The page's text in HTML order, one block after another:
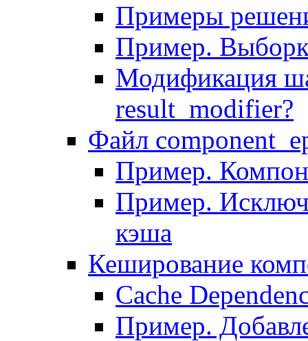
Примеры
Пример.
Модификация
result_modifier?
Файл
Пример.
Пример.
кэша
Кеширование
Сache
Пример.